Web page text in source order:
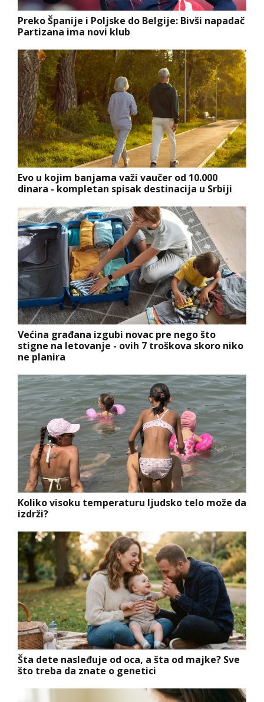
Preko Španije i Poljske do Belgije: Bivši napadač
Partizana ima novi klub
Evo u kojim banjama važi vaučer od 10.000
dinara - kompletan spisak destinacija u Srbiji
Većina građana izgubi novac pre nego što
stigne na letovanje - ovih 7 troškova skoro niko
ne planira
Koliko visoku temperaturu ljudsko telo može da
izdrži?
Šta dete nasleđuje od oca, a šta od majke? Sve
što treba da znate o genetici